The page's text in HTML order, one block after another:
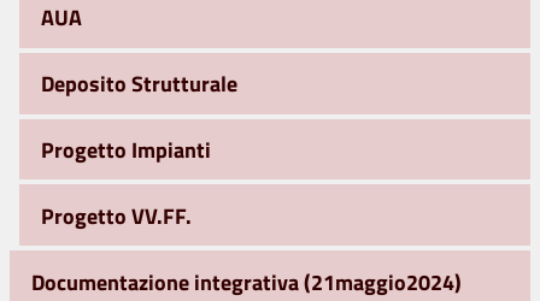
AUA
Deposito Strutturale
Progetto Impianti
Progetto VV.FF.
Documentazione integrativa (21maggio2024)